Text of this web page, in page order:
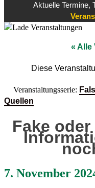
Aktuelle Termine,
« Alle
Diese
Veranstaltungsserie:
Quellen
Fake
7. November